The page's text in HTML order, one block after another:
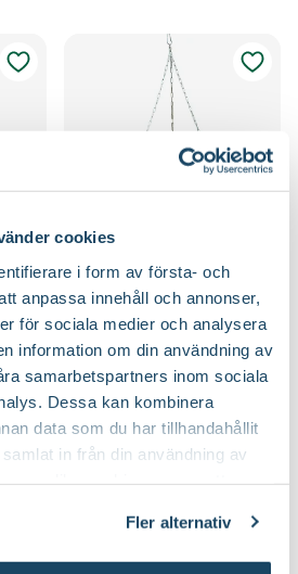
cookies
i form av första- och
anpassa innehåll och annonser,
för sociala medier och analysera
information om din användning av
samarbetspartners inom sociala
Dessa kan kombinera
data som du har tillhandahållit
in från din användning av
Fler alternativ
i lager
Valdemar produktsida
Från 179:-
Online
Slut i lager
Till Produkten
till Hängampel